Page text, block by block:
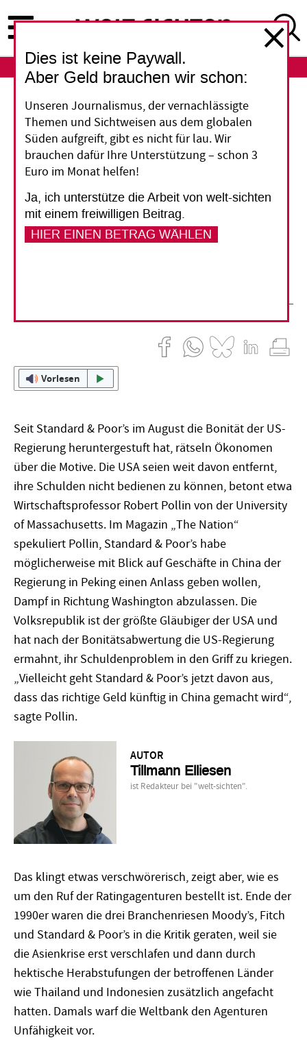
zum
Inhalt
ABO
Zu viel Macht für drei
Meinungshändler
Ratingagenturen bewerten die Kreditwürdigkeit
von Staaten und Unternehmen. Der Idee nach
soll das die internationalen Finanzmärkte
stabilisieren. Doch in der Vergangenheit haben
die Urteile der Agenturen häufig das Gegenteil
Vorlesen
Seit Standard & Poor’s im August die Bonität der US-
Regierung heruntergestuft hat, rätseln Ökonomen
über die Motive. Die USA seien weit davon entfernt,
ihre Schulden nicht bedienen zu können, betont etwa
Wirtschaftsprofessor Robert Pollin von der University
of Massachusetts. Im Magazin „The Nation“
spekuliert Pollin, Standard & Poor’s habe
möglicherweise mit Blick auf Geschäfte in China der
Regierung in Peking einen Anlass geben wollen,
Dampf in Richtung Washington abzulassen. Die
Volksrepublik ist der größte Gläubiger der USA und
hat nach der Bonitätsabwertung die US-Regierung
ermahnt, ihr Schuldenproblem in den Griff zu kriegen.
„Vielleicht geht Standard & Poor’s jetzt davon aus,
dass das richtige Geld künftig in China gemacht wird“,
sagte Pollin.
AUTOR
Tillmann Elliesen
ist Redakteur bei "welt-sichten".
Das klingt etwas verschwörerisch, zeigt aber, wie es
um den Ruf der Ratingagenturen bestellt ist. Ende der
1990er waren die drei Branchenriesen Moody’s, Fitch
und Standard & Poor’s in die Kritik geraten, weil sie
die Asienkrise erst verschlafen und dann durch
hektische Herabstufungen der betroffenen Länder
wie Thailand und Indonesien zusätzlich angefacht
hatten. Damals warf die Weltbank den Agenturen
Unfähigkeit vor.
Dies ist keine Paywall.
Aber Geld brauchen wir schon:
Unseren Journalismus, der vernachlässigte
Themen und Sichtweisen aus dem globalen
Süden aufgreift, gibt es nicht für lau. Wir
brauchen dafür Ihre Unterstützung – schon 3
Euro im Monat helfen!
Ja, ich unterstütze die Arbeit von welt-sichten
mit einem freiwilligen Beitrag.
HIER EINEN BETRAG WÄHLEN